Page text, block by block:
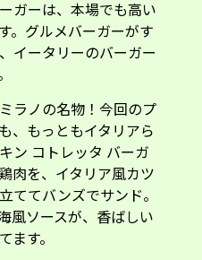
ガーは、本場でも高い
。グルメバーガーがす
イータリーのバーガー
ラノの名物！今回のプ
、もっともイタリアら
ン コトレッタ バーガ
肉を、イタリア風カツ
ててバンズでサンド。
風ソースが、香ばしい
す。